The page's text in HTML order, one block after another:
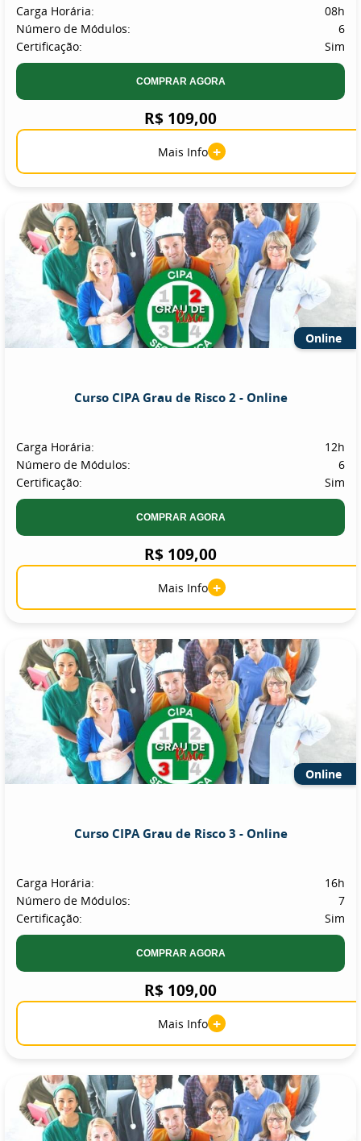
Carga Horária:
08h
Número de Módulos:
6
Certificação:
Sim
COMPRAR AGORA
R$ 109,00
Mais Info +
Online
Curso CIPA Grau de Risco 2 - Online
Carga Horária:
12h
Número de Módulos:
6
Certificação:
Sim
COMPRAR AGORA
R$ 109,00
Mais Info +
Online
Curso CIPA Grau de Risco 3 - Online
Carga Horária:
16h
Número de Módulos:
7
Certificação:
Sim
COMPRAR AGORA
R$ 109,00
Mais Info +